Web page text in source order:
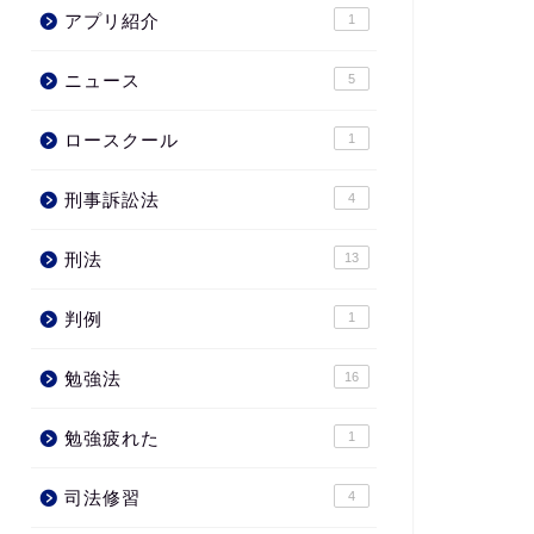
アプリ紹介 1
ニュース 5
ロースクール 1
刑事訴訟法 4
刑法 13
判例 1
勉強法 16
勉強疲れた 1
司法修習 4